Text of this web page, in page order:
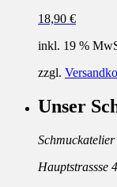
18,90 €
inkl. 19 %
zzgl.
Unser
Hauptstrassse